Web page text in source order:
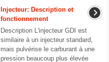
Injecteur: Description et
fonctionnement
Description L'injecteur GDI est
similaire à un injecteur standard,
mais pulvérise le carburant à une
pression beaucoup plus élevée